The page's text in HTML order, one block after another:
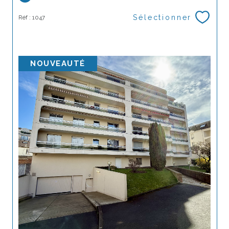
Réf : 1047 Sélectionner
NOUVEAUTÉ